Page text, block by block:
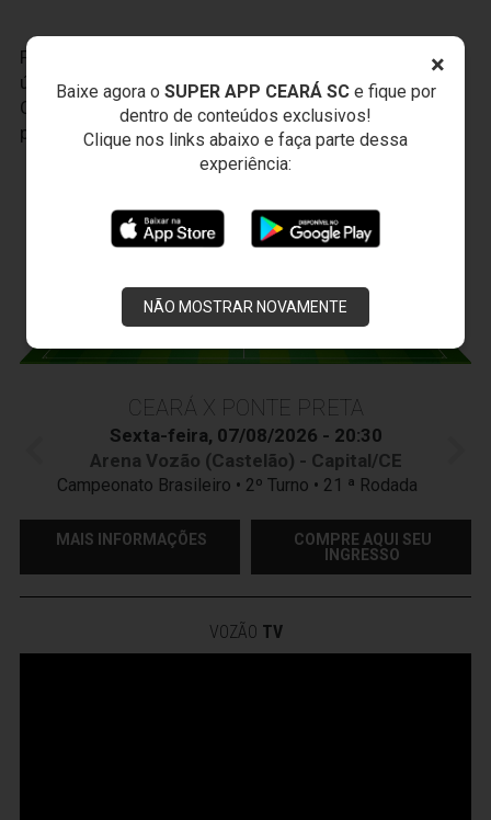
×
Baixe agora o SUPER APP CEARÁ SCe fique por
dentro de conteúdos exclusivos!
Clique nos links abaixo e faça parte dessa
experiência:
NÃO MOSTRAR NOVAMENTE
Faça seu cadastro no
, é a sua conta
única para todo o universo do Ceará Sporting Club.
Com ela, você terá uma experiência cada vez mais
personalizada.
CEARÁ X PONTE PRETA
Sexta-feira, 07/08/2026 - 20:30
Arena Vozão (Castelão) - Capital/CE
Campeonato Brasileiro • 2º Turno • 21 ª Rodada
MAIS INFORMAÇÕES
COMPRE AQUI SEU
INGRESSO
VOZÃO TV